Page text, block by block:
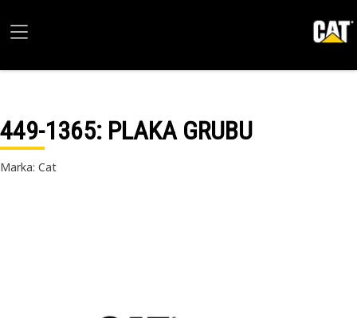
449-1365: PLAKA GRUBU
Marka: Cat